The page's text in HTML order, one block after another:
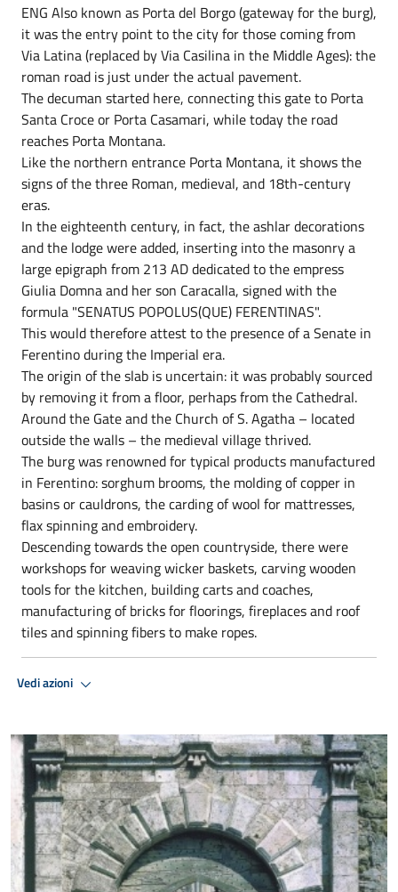
ENG Also known as Porta del Borgo (gateway for the burg),
it was the entry point to the city for those coming from
Via Latina (replaced by Via Casilina in the Middle Ages): the
roman road is just under the actual pavement.
The decuman started here, connecting this gate to Porta
Santa Croce or Porta Casamari, while today the road
reaches Porta Montana.
Like the northern entrance Porta Montana, it shows the
signs of the three Roman, medieval, and 18th-century
eras.
In the eighteenth century, in fact, the ashlar decorations
and the lodge were added, inserting into the masonry a
large epigraph from 213 AD dedicated to the empress
Giulia Domna and her son Caracalla, signed with the
formula "SENATUS POPOLUS(QUE) FERENTINAS".
This would therefore attest to the presence of a Senate in
Ferentino during the Imperial era.
The origin of the slab is uncertain: it was probably sourced
by removing it from a floor, perhaps from the Cathedral.
Around the Gate and the Church of S. Agatha – located
outside the walls – the medieval village thrived.
The burg was renowned for typical products manufactured
in Ferentino: sorghum brooms, the molding of copper in
basins or cauldrons, the carding of wool for mattresses,
flax spinning and embroidery.
Descending towards the open countryside, there were
workshops for weaving wicker baskets, carving wooden
tools for the kitchen, building carts and coaches,
manufacturing of bricks for floorings, fireplaces and roof
tiles and spinning fibers to make ropes.
Vedi azioni